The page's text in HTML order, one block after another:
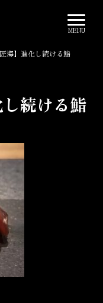
匠海】進化し続ける鮨
し続ける鮨